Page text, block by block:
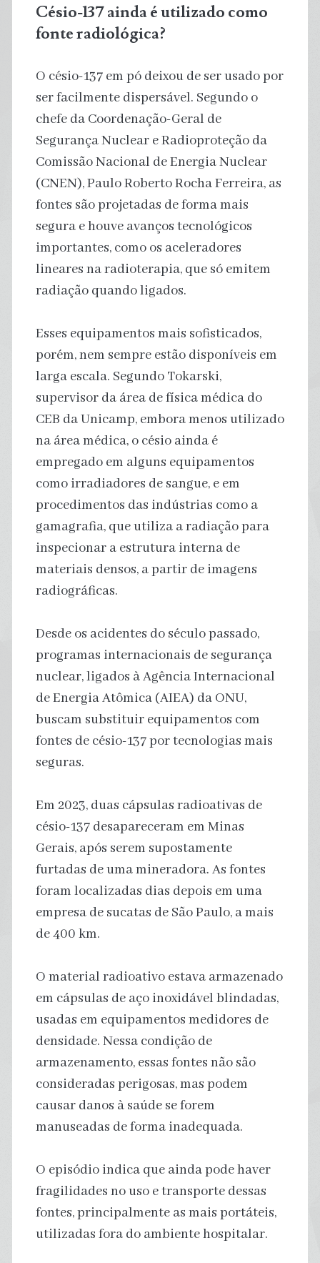
Césio-137 ainda é utilizado como
fonte radiológica?
O césio-137 em pó deixou de ser usado por
ser facilmente dispersável. Segundo o
chefe da Coordenação-Geral de
Segurança Nuclear e Radioproteção da
Comissão Nacional de Energia Nuclear
(CNEN), Paulo Roberto Rocha Ferreira, as
fontes são projetadas de forma mais
segura e houve avanços tecnológicos
importantes, como os aceleradores
lineares na radioterapia, que só emitem
radiação quando ligados.
Esses equipamentos mais sofisticados,
porém, nem sempre estão disponíveis em
larga escala. Segundo Tokarski,
supervisor da área de física médica do
CEB da Unicamp, embora menos utilizado
na área médica, o césio ainda é
empregado em alguns equipamentos
como irradiadores de sangue, e em
procedimentos das indústrias como a
gamagrafia, que utiliza a radiação para
inspecionar a estrutura interna de
materiais densos, a partir de imagens
radiográficas.
Desde os acidentes do século passado,
programas internacionais de segurança
nuclear, ligados à Agência Internacional
de Energia Atômica (AIEA) da ONU,
buscam substituir equipamentos com
fontes de césio-137 por tecnologias mais
seguras.
Em 2023, duas cápsulas radioativas de
césio-137 desapareceram em Minas
Gerais, após serem supostamente
furtadas de uma mineradora. As fontes
foram localizadas dias depois em uma
empresa de sucatas de São Paulo, a mais
de 400 km.
O material radioativo estava armazenado
em cápsulas de aço inoxidável blindadas,
usadas em equipamentos medidores de
densidade. Nessa condição de
armazenamento, essas fontes não são
consideradas perigosas, mas podem
causar danos à saúde se forem
manuseadas de forma inadequada.
O episódio indica que ainda pode haver
fragilidades no uso e transporte dessas
fontes, principalmente as mais portáteis,
utilizadas fora do ambiente hospitalar.